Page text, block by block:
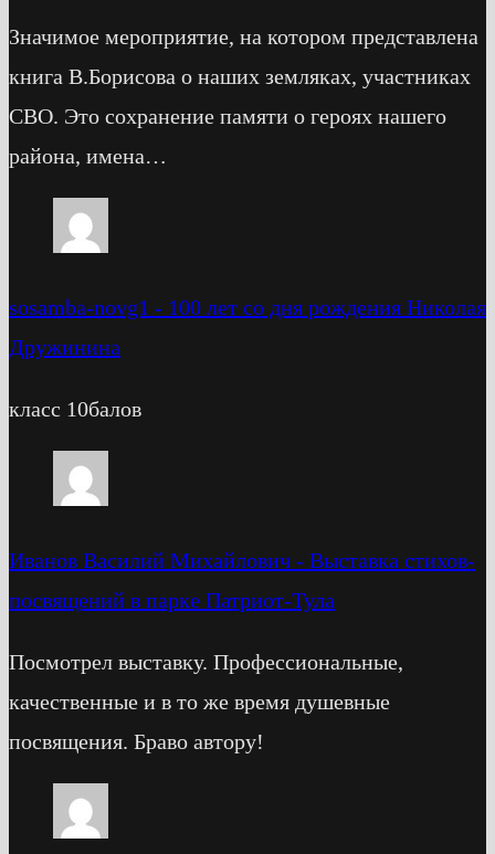
Значимое мероприятие, на котором представлена
книга В.Борисова о наших земляках, участниках
СВО. Это сохранение памяти о героях нашего
района, имена…
sosamba-novg1 - 100 лет со дня рождения Николая
Дружинина
класс 10балов
Иванов Василий Михайлович - Выставка стихов-
посвящений в парке Патриот-Тула
Посмотрел выставку. Профессиональные,
качественные и в то же время душевные
посвящения. Браво автору!